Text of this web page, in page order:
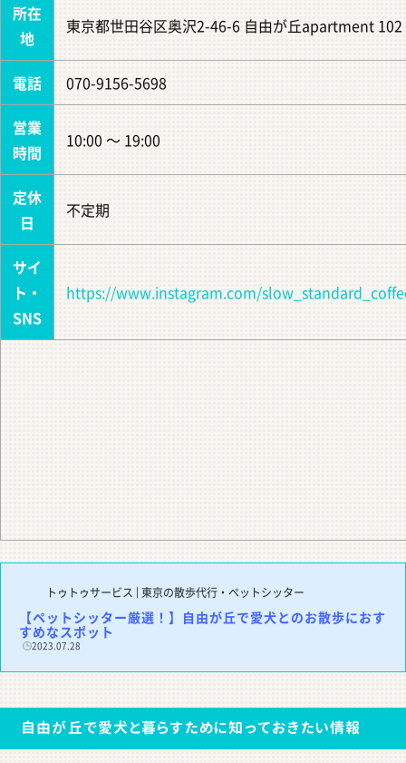
所在
地
東京都世田谷区奥沢2-46-6 自由が丘apartment 102
電話 070-9156-5698
営業
時間
10:00 ～ 19:00
定休
日
不定期
サイ
ト・
SNS
https://www.instagram.com/
トゥトゥサービス | 東京の散歩代行・ペットシッター
【ペットシッター厳選！】自由が丘で愛犬とのお散歩におす
すめなスポット
2023.07.28
自由が丘で愛犬と暮らすために知っておきたい情報